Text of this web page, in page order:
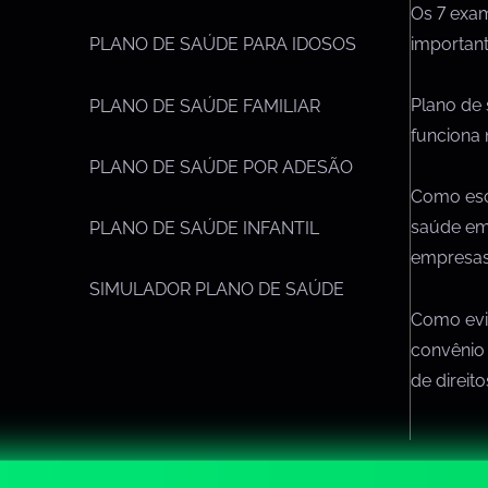
PLANO DE SAÚDE PARA IDOSOS
PLANO DE SAÚDE FAMILIAR
PLANO DE SAÚDE POR ADESÃO
PLANO DE SAÚDE INFANTIL
SIMULADOR PLANO DE SAÚDE
Os 7
Plano de
funciona
Como
saúde
Como
de